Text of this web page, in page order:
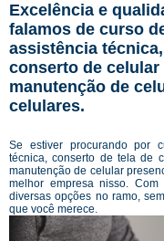
Excelência e
falamos de curso
assistência
conserto de
manutenção de
celulares.
Se estiver procurando por
técnica, conserto de tela de
manutenção de celular
melhor empresa nisso.
diversas opções no ramo,
que você merece.